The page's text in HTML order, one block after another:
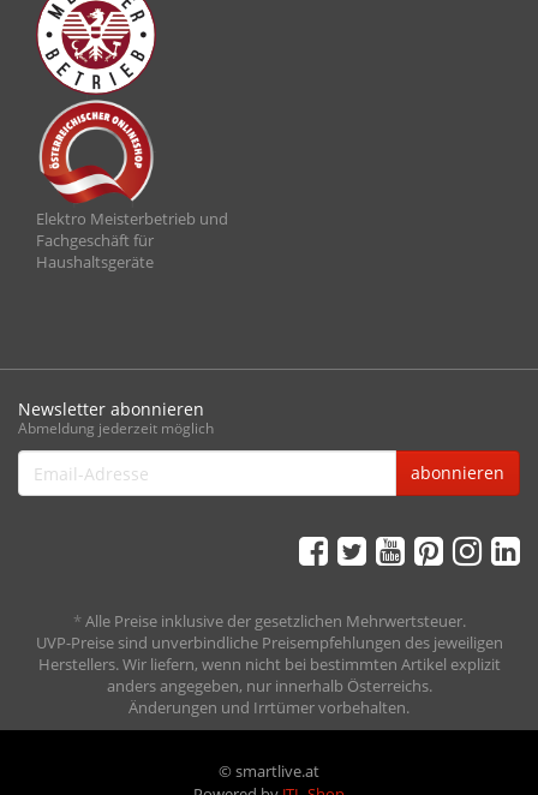
Elektro Meisterbetrieb und
Fachgeschäft für
Haushaltsgeräte
Newsletter abonnieren
Abmeldung jederzeit möglich
Email-
Adresse
abonnieren
*Alle Preise inklusive der gesetzlichen Mehrwertsteuer.
UVP-Preise sind unverbindliche Preisempfehlungen des jeweiligen
Herstellers. Wir liefern, wenn nicht bei bestimmten Artikel explizit
anders angegeben, nur innerhalb Österreichs.
Änderungen und Irrtümer vorbehalten.
© smartlive.at